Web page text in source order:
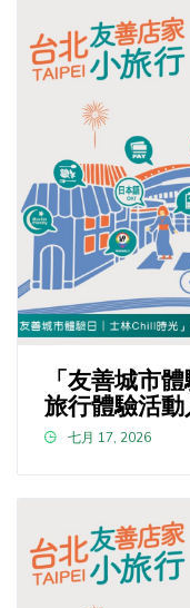
「友善城市
旅行體驗活
七月 17, 2026